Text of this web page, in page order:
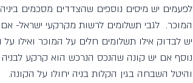
לפעמים יש מיסים נוספים שהצדדים מסכמים
המוכר. לגבי תשלומים לרשות מקרקעי ישראל-
יש לבדוק אילו תשלומים חלים על המוכר ואילו על
נוסף אם יש קונה שהנכס הנרכש הוא קרקע לבניה
והיטל השבחה בגין הקלות בניה יחולו על הקונה.